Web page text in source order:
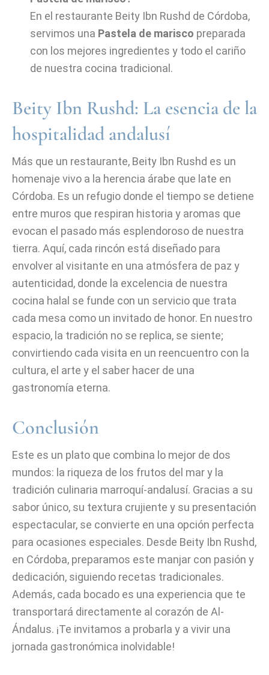
En el restaurante Beity Ibn Rushd de Córdoba,
servimos una Pastela de marisco preparada
con los mejores ingredientes y todo el cariño
de nuestra cocina tradicional.
Beity Ibn Rushd: La esencia de la
hospitalidad andalusí
Más que un restaurante, Beity Ibn Rushd es un
homenaje vivo a la herencia árabe que late en
Córdoba. Es un refugio donde el tiempo se detiene
entre muros que respiran historia y aromas que
evocan el pasado más esplendoroso de nuestra
tierra. Aquí, cada rincón está diseñado para
envolver al visitante en una atmósfera de paz y
autenticidad, donde la excelencia de nuestra
cocina halal se funde con un servicio que trata
cada mesa como un invitado de honor. En nuestro
espacio, la tradición no se replica, se siente;
convirtiendo cada visita en un reencuentro con la
cultura, el arte y el saber hacer de una
gastronomía eterna.
Conclusión
Este es un plato que combina lo mejor de dos
mundos: la riqueza de los frutos del mar y la
tradición culinaria marroquí-andalusí. Gracias a su
sabor único, su textura crujiente y su presentación
espectacular, se convierte en una opción perfecta
para ocasiones especiales. Desde Beity Ibn Rushd,
en Córdoba, preparamos este manjar con pasión y
dedicación, siguiendo recetas tradicionales.
Además, cada bocado es una experiencia que te
transportará directamente al corazón de Al-
Ándalus. ¡Te invitamos a probarla y a vivir una
jornada gastronómica inolvidable!